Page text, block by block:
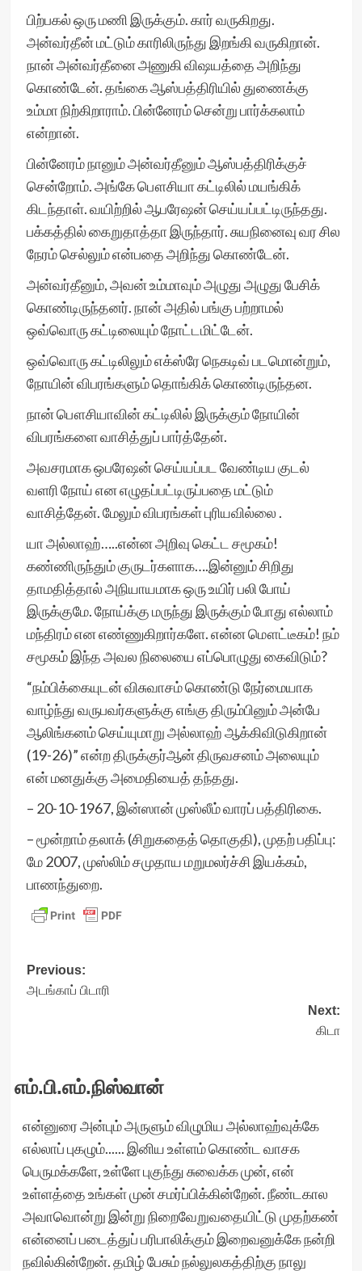
பிற்பகல் ஒரு மணி இருக்கும். கார் வருகிறது.
அன்வர்தீன் மட்டும் காரிலிருந்து இறங்கி வருகிறான்.
நான் அன்வர்தீனை அணுகி விஷயத்தை அறிந்து
கொண்டேன். தங்கை ஆஸ்பத்திரியில் துணைக்கு
உம்மா நிற்கிறாராம். பின்னேரம் சென்று பார்க்கலாம்
என்றான்.
பின்னேரம் நானும் அன்வர்தீனும் ஆஸ்பத்திரிக்குச்
சென்றோம். அங்கே பௌசியா கட்டிலில் மயங்கிக்
கிடந்தாள். வயிற்றில் ஆபரேஷன் செய்யப்பட்டிருந்தது.
பக்கத்தில் கைறுதாத்தா இருந்தார். சுயநினைவு வர சில
நேரம் செல்லும் என்பதை அறிந்து கொண்டேன்.
அன்வர்தீனும், அவன் உம்மாவும் அழுது அழுது பேசிக்
கொண்டிருந்தனர். நான் அதில் பங்கு பற்றாமல்
ஒவ்வொரு கட்டிலையும் நோட்டமிட்டேன்.
ஒவ்வொரு கட்டிலிலும் எக்ஸ்ரே நெகடிவ் படமொன்றும்,
நோயின் விபரங்களும் தொங்கிக் கொண்டிருந்தன.
நான் பௌசியாவின் கட்டிலில் இருக்கும் நோயின்
விபரங்களை வாசித்துப் பார்த்தேன்.
அவசரமாக ஒபரேஷன் செய்யப்பட வேண்டிய குடல்
வளரி நோய் என எழுதப்பட்டிருப்பதை மட்டும்
வாசித்தேன். மேலும் விபரங்கள் புரியவில்லை .
யா அல்லாஹ்…..என்ன அறிவு கெட்ட சமூகம்!
கண்ணிருந்தும் குருடர்களாக….இன்னும் சிறிது
தாமதித்தால் அநியாயமாக ஒரு உயிர் பலி போய்
இருக்குமே. நோய்க்கு மருந்து இருக்கும் போது எல்லாம்
மந்திரம் என எண்ணுகிறார்களே. என்ன மௌட்டீகம்! நம்
சமூகம் இந்த அவல நிலையை எப்பொழுது கைவிடும்?
“நம்பிக்கையுடன் விசுவாசம் கொண்டு நேர்மையாக
வாழ்ந்து வருபவர்களுக்கு எங்கு திரும்பினும் அன்பே
ஆலிங்கனம் செய்யுமாறு அல்லாஹ் ஆக்கிவிடுகிறான்
(19-26)” என்ற திருக்குர்ஆன் திருவசனம் அலையும்
என் மனதுக்கு அமைதியைத் தந்தது.
– 20-10-1967, இன்ஸான் முஸ்லீம் வாரப் பத்திரிகை.
– மூன்றாம் தலாக் (சிறுகதைத் தொகுதி), முதற் பதிப்பு:
மே 2007, முஸ்லிம் சமுதாய மறுமலர்ச்சி இயக்கம்,
பாணந்துறை.
Post
navigation
Previous:
அடங்காப் பிடாரி
Next:
கிடா
எம்.பி.எம்.நிஸ்வான்
என்னுரை அன்பும் அருளும் விழுமிய அல்லாஹ்வுக்கே
எல்லாப் புகழும்...... இனிய உள்ளம் கொண்ட வாசக
பெருமக்களே, உள்ளே புகுந்து சுவைக்க முன், என்
உள்ளத்தை உங்கள் முன் சமர்ப்பிக்கின்றேன். நீண்டகால
அவாவொன்று இன்று நிறைவேறுவதையிட்டு முதற்கண்
என்னைப் படைத்துப் பரிபாலிக்கும் இறைவனுக்கே நன்றி
நவில்கின்றேன். தமிழ் பேசும் நல்லுலகத்திற்கு நாலு